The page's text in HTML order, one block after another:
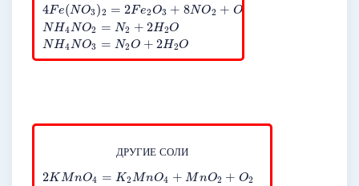
4Fe(NO3)2 = 2Fe2O3 + 8NO2 + O
NH4NO2 = N2 + 2H2O
NH4NO3 = N2O + 2H2O
ДРУГИЕ СОЛИ
2KMnO4 = K2MnO4 + MnO2 + O2